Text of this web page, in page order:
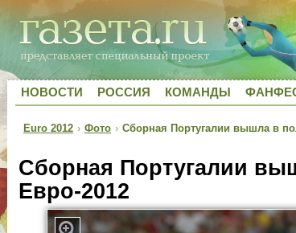
НОВОСТИ РОССИЯ КОМАНДЫ
Euro 2012 › Фото › Сборная Португалии вышла в
Сборная Португалии
Евро-2012